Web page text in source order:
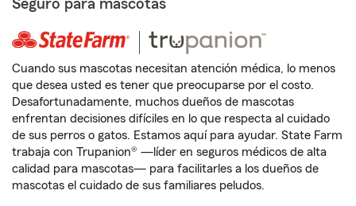
Seguro para mascotas
Cuando sus mascotas necesitan atención médica, lo menos
que desea usted es tener que preocuparse por el costo.
Desafortunadamente, muchos dueños de mascotas
enfrentan decisiones difíciles en lo que respecta al cuidado
de sus perros o gatos. Estamos aquí para ayudar. State Farm
trabaja con Trupanion® —líder en seguros médicos de alta
calidad para mascotas— para facilitarles a los dueños de
mascotas el cuidado de sus familiares peludos.